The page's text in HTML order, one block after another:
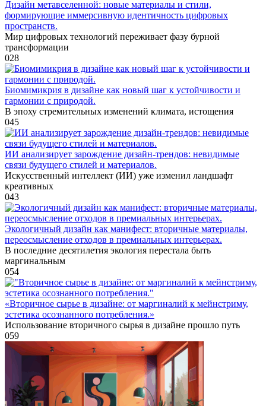
Дизайн метавселенной: новые материалы и стили,
формирующие иммерсивную идентичность цифровых
пространств.
Мир цифровых технологий переживает фазу бурной
трансформации
028
Биомимикрия в дизайне как новый шаг к устойчивости и
гармонии с природой.
В эпоху стремительных изменений климата, истощения
045
ИИ анализирует зарождение дизайн-трендов: невидимые
связи будущего стилей и материалов.
Искусственный интеллект (ИИ) уже изменил ландшафт
креативных
043
Экологичный дизайн как манифест: вторичные материалы,
переосмысление отходов в премиальных интерьерах.
В последние десятилетия экология перестала быть
маргинальным
054
«Вторичное сырье в дизайне: от маргиналий к мейнстриму,
эстетика осознанного потребления.»
Использование вторичного сырья в дизайне прошло путь
059